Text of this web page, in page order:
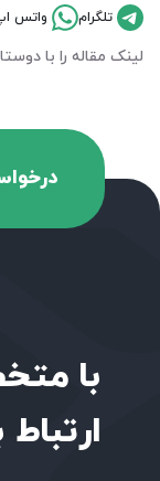
تلگرام واتس
لینک مقاله را با
با